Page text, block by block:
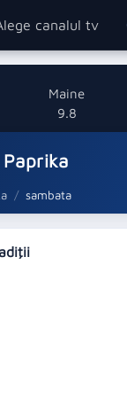
canalul tv
Maine
9.8
sambata